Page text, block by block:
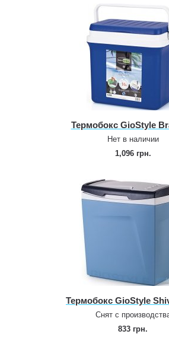
Термобокс GioStyle
Нет в наличии
1,096 грн.
Термобокс GioStyle
Снят с
833 грн.